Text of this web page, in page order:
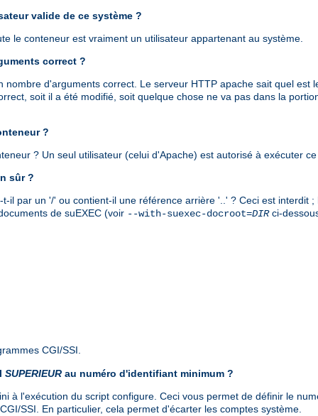
valide de ce système ?
le conteneur est vraiment un utilisateur appartenant au système.
correct ?
d'arguments correct. Le serveur HTTP apache sait quel est
soit il a été modifié, soit quelque chose ne va pas dans la
?
? Un seul utilisateur (celui d'Apache) est autorisé à exécuter
sûr ?
il par un '/' ou contient-il une référence arrière '..' ? Ceci est interdit
de suEXEC (voir --with-suexec-docroot=DIRci-
CGI/SSI.
SUPERIEUR au numéro d'identifiant minimum ?
à l'exécution du script configure. Ceci vous permet de définir le
SSI. En particulier, cela permet d'écarter les comptes système.